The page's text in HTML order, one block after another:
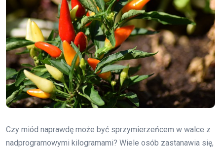
Czy miód naprawdę może być sprzymierzeńcem w walce z
nadprogramowymi kilogramami? Wiele osób zastanawia się,